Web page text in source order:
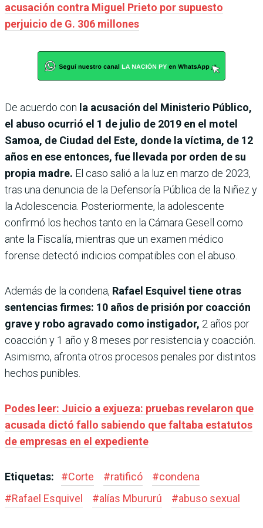
acusación contra Miguel Prieto por supuesto
perjuicio de G. 306 millones
De acuerdo con la acusación del Ministerio Público,
el abuso ocurrió el 1 de julio de 2019 en el motel
Samoa, de Ciudad del Este, donde la víctima, de 12
años en ese entonces, fue llevada por orden de su
propia madre. El caso salió a la luz en marzo de 2023,
tras una denuncia de la Defensoría Pública de la Niñez y
la Adolescencia. Posteriormente, la adolescente
confirmó los hechos tanto en la Cámara Gesell como
ante la Fiscalía, mientras que un examen médico
forense detectó indicios compatibles con el abuso.
Además de la condena, Rafael Esquivel tiene otras
sentencias firmes: 10 años de prisión por coacción
grave y robo agravado como instigador, 2 años por
coacción y 1 año y 8 meses por resistencia y coacción.
Asimismo, afronta otros procesos penales por distintos
hechos punibles.
Podes leer: Juicio a exjueza: pruebas revelaron que
acusada dictó fallo sabiendo que faltaba estatutos
de empresas en el expediente
Etiquetas: #Corte #ratificó #condena
#Rafael Esquivel #alías Mbururú #abuso sexual